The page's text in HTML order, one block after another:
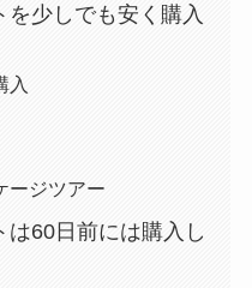
少しでも安く購入
入
ージツアー
60日前には購入し